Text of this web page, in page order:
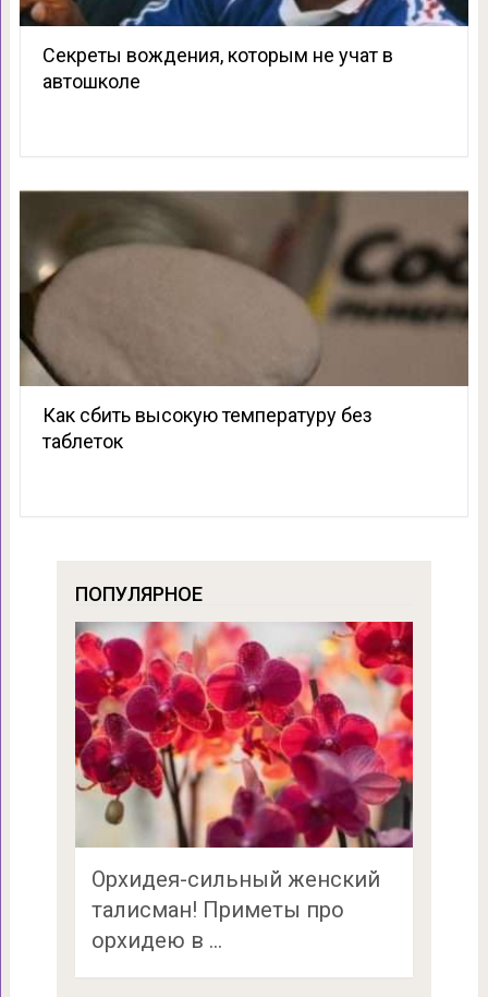
Секреты вождения, которым не учат в
автошколе
Как сбить высокую температуру без
таблеток
ПОПУЛЯРНОЕ
Орхидея-сильный женский
талисман! Приметы про
орхидею в …